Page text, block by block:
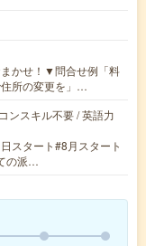
かせ！▼問合せ例「料
所の変更を」…
ンスキル不要 / 英語力
スタート#8月スタート
の派…